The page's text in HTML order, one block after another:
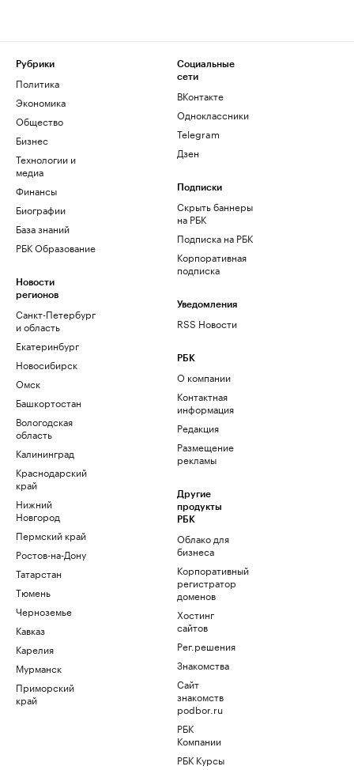
Рубрики
Политика
Экономика
Общество
Бизнес
Технологии и
медиа
Финансы
Биографии
База знаний
РБК Образование
Новости
регионов
Санкт-Петербург
и область
Екатеринбург
Новосибирск
Омск
Башкортостан
Вологодская
область
Калининград
Краснодарский
край
Нижний
Новгород
Пермский край
Ростов-на-Дону
Татарстан
Тюмень
Черноземье
Кавказ
Карелия
Мурманск
Приморский
край
Социальные
сети
ВКонтакте
Одноклассники
Telegram
Дзен
Подписки
Скрыть баннеры
на РБК
Подписка на РБК
Корпоративная
подписка
Уведомления
RSS Новости
РБК
О компании
Контактная
информация
Редакция
Размещение
рекламы
Другие
продукты
РБК
Облако для
бизнеса
Корпоративный
регистратор
доменов
Хостинг
сайтов
Рег.решения
Знакомства
Сайт
знакомств
podbor.ru
РБК
Компании
РБК Курсы